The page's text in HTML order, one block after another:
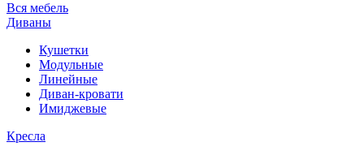
Вся мебель
Диваны
Кушетки
Модульные
Линейные
Диван-кровати
Имиджевые
Кресла